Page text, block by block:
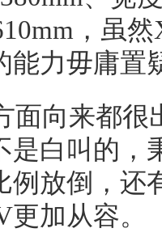
，虽
能力毋庸置
面向来都
是白叫的，
例放倒，还
加从容。